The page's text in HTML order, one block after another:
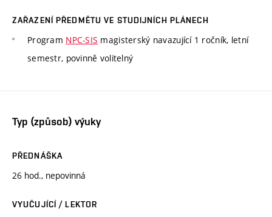
ZAŘAZENÍ PŘEDMĚTU VE STUDIJNÍCH PLÁNECH
Program NPC-SIS magisterský navazující 1 ročník, letní
semestr, povinně volitelný
Typ (způsob) výuky
PŘEDNÁŠKA
26 hod., nepovinná
VYUČUJÍCÍ / LEKTOR